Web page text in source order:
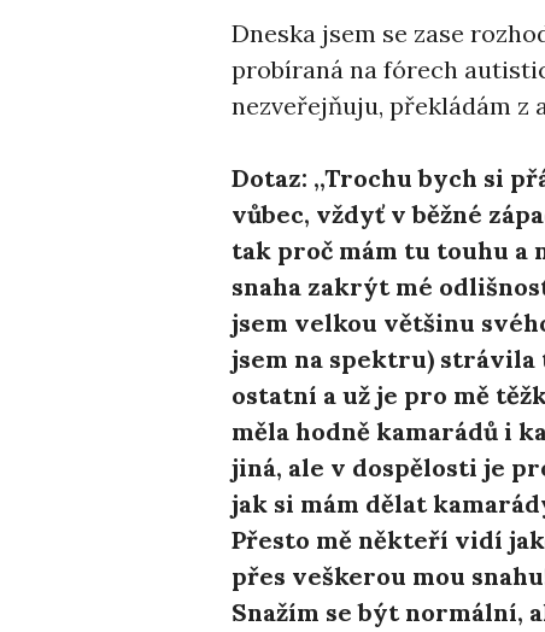
Dneska jsem se zase
probíraná na fórech
nezveřejňuju, překládám z
Dotaz: ,,Trochu bych si
vůbec, vždyť v běžné
tak proč mám tu touhu a
snaha zakrýt mé
jsem velkou většinu
jsem na spektru) strávila
ostatní a už je pro mě
měla hodně kamarádů i
jiná, ale v dospělosti je
jak si mám dělat
Přesto mě někteří vidí
přes veškerou mou
Snažím se být normální,